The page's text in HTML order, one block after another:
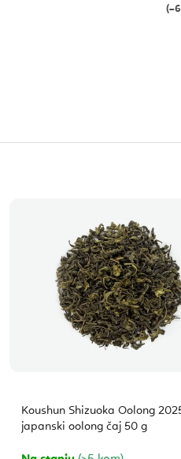
Koushun Shizuoka Oolong
japanski oolong čaj 50 g